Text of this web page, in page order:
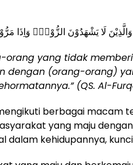
وَالَّذِيْنَ لَا يَشْهَدُوْنَ الزُّوْرَۙ وَاِذَا مَرُّوْا
orang yang tidak
dengan (orang-orang)
(QS. Al-
berbagai macam
yang maju
dalam kehidupannya,